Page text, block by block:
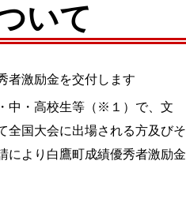
いて
者激励金を交付します
中・高校生等（※１）で、文
全国大会に出場される方及びそ
により白鷹町成績優秀者激励金